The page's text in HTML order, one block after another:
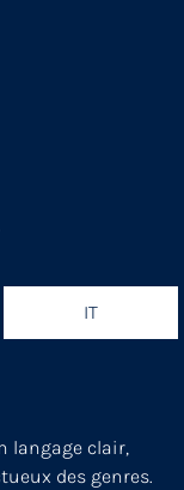
IT
langage clair,
des genres.